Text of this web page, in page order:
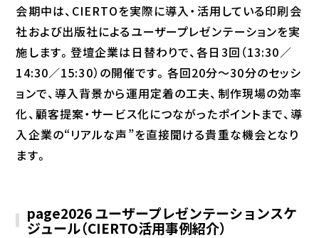
会期中は、CIERTOを実際に導入・活用している印刷会
社および出版社によるユーザープレゼンテーションを実
施します。登壇企業は日替わりで、各日3回（13:30／
14:30／15:30）の開催です。各回20分〜30分のセッシ
ョンで、導入背景から運用定着の工夫、制作現場の効率
化、顧客提案・サービス化につながったポイントまで、導
入企業の“リアルな声”を直接聞ける貴重な機会となり
ます。
page2026 ユーザープレゼンテーションスケ
ジュール（CIERTO活用事例紹介）